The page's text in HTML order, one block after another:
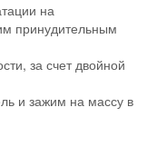
на
принудительным
за счет двойной
и зажим на массу в